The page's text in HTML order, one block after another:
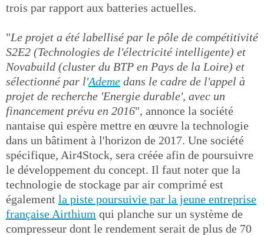
trois par rapport aux batteries actuelles.
"Le projet a été labellisé par le pôle de compétitivité
S2E2 (Technologies de l'électricité intelligente) et
Novabuild (cluster du BTP en Pays de la Loire) et
sélectionné par l'Ademe dans le cadre de l'appel à
projet de recherche 'Energie durable', avec un
financement prévu en 2016", annonce la société
nantaise qui espère mettre en œuvre la technologie
dans un bâtiment à l'horizon de 2017. Une société
spécifique, Air4Stock, sera créée afin de poursuivre
le développement du concept. Il faut noter que la
technologie de stockage par air comprimé est
également la piste poursuivie par la jeune entreprise
française Airthium qui planche sur un système de
compresseur dont le rendement serait de plus de 70